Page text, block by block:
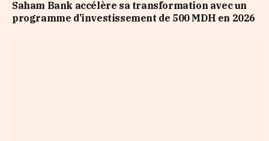
Saham Bank accélère sa transformation avec un
programme d’investissement de 500 MDH en 2026